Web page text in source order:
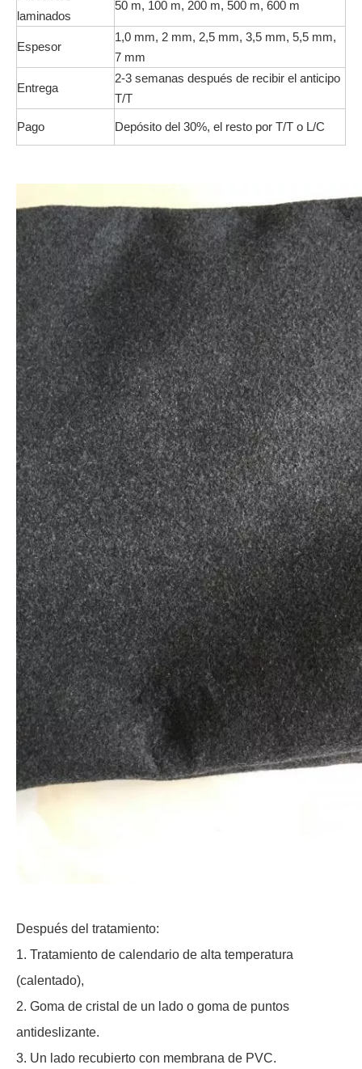
laminados
50 m, 100 m, 200 m, 500 m, 600 m
Espesor
1,0 mm, 2 mm, 2,5 mm, 3,5 mm, 5,5 mm,
7 mm
Entrega
2-3 semanas después de recibir el anticipo
T/T
Pago Depósito del 30%, el resto por T/T o L/C
Después del tratamiento:
1. Tratamiento de calendario de alta temperatura
(calentado),
2. Goma de cristal de un lado o goma de puntos
antideslizante.
3. Un lado recubierto con membrana de PVC.